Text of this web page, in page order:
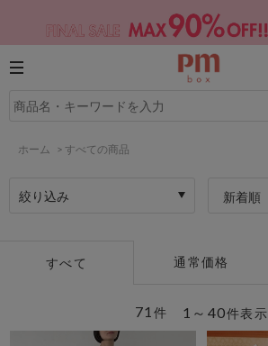
ホーム > すべての商品
絞り込み 新着順
すべて 通常価格
1～40件表示
71件